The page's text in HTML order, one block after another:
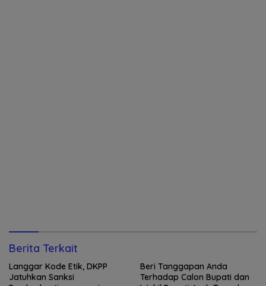
Berita Terkait
Langgar Kode Etik, DKPP
Jatuhkan Sanksi
Beri Tanggapan Anda
Terhadap Calon Bupati dan